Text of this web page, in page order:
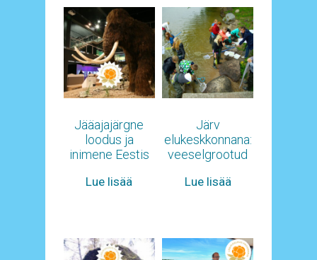
Jääajajärgne
loodus ja
inimene Eestis
Lue lisää
Järv
elukeskkonnana:
veeselgrootud
Lue lisää